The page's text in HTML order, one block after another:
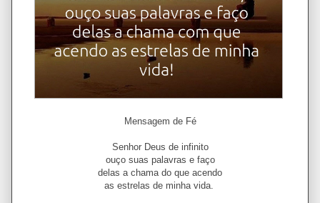
Mensagem de Fé
Senhor Deus de infinito
ouço suas palavras e faço
delas a chama do que acendo
as estrelas de minha vida.